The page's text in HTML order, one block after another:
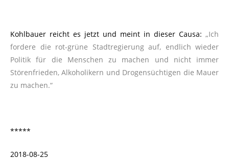
Kohlbauer reicht es jetzt und meint in dieser Causa: „Ich
fordere die rot-grüne Stadtregierung auf, endlich wieder
Politik für die Menschen zu machen und nicht immer
Störenfrieden, Alkoholikern und Drogensüchtigen die Mauer
zu machen.“
*****
2018-08-25